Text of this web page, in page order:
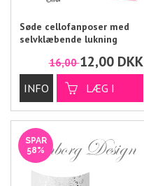
Søde cellofanposer med
selvklæbende lukning
16,0012,00 DKK
SPAR
58%